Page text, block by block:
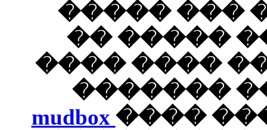
mudbox